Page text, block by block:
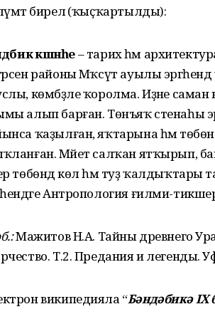
бирелә (ҡыҫҡартылды):
кәшәнәһе– тарих һәм
районы Мәҡсүт ауылы
көмбәҙле ҡоролма. Иҙәне
алып барған. Төнъяҡ стенаһы
ҡаҙылған, яҡтарына һәм
Мәйет салҡан ятҡырып,
төбөндә көл һәм туҙ ҡалдыҡтары
Антропология ғилми-
Мажитов Н.А. Тайны древнего
Т.2. Предания и легенды.
википедияла “Бәндәбикә IX